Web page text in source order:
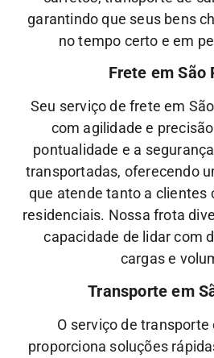
garantindo que seus bens
no tempo certo e em
Frete em São
Seu serviço de frete em
com agilidade e
pontualidade e a
transportadas, oferecendo
que atende tanto a clientes
residenciais. Nossa frota
capacidade de lidar com
cargas e
Transporte em
O serviço de transporte
proporciona soluções